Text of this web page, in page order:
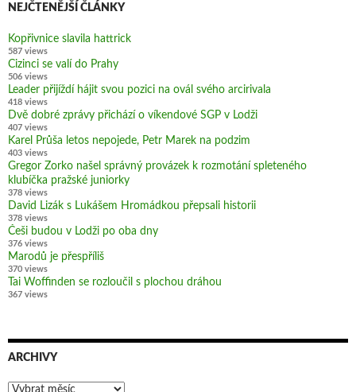
NEJČTENĚJŠÍ ČLÁNKY
Kopřivnice slavila hattrick
587 views
Cizinci se valí do Prahy
506 views
Leader přijíždí hájit svou pozici na ovál svého arcirivala
418 views
Dvě dobré zprávy přichází o víkendové SGP v Lodži
407 views
Karel Průša letos nepojede, Petr Marek na podzim
403 views
Gregor Zorko našel správný provázek k rozmotání spleteného
klubíčka pražské juniorky
378 views
David Lizák s Lukášem Hromádkou přepsali historii
378 views
Češi budou v Lodži po oba dny
376 views
Marodů je přespříliš
370 views
Tai Woffinden se rozloučil s plochou dráhou
367 views
ARCHIVY
Archivy